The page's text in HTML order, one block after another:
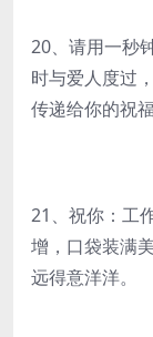
20、请用一秒
时与爱人度过
传递给你的祝福
21、祝你：工
增，口袋装满
远得意洋洋。